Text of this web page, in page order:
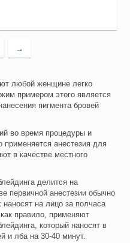
→
любой женщине легко
примером этого является
пигмента бровей
во время процедуры и
применяется анестезия для
в качестве местного
делится на
первичной анестезии обычно
на лицо за полчаса
правило, применяют
который наносят в
и лба на 30-40 минут.